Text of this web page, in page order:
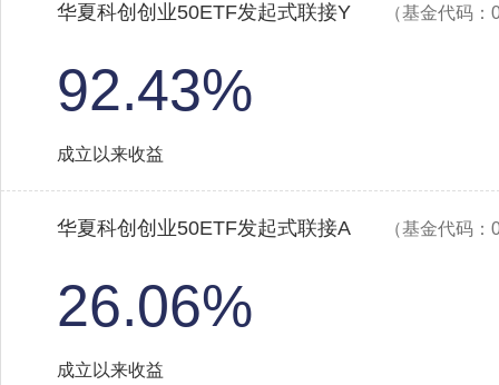
华夏科创创业50ETF发起式联接Y （基金代码
92.43%
成立以来收益
华夏科创创业50ETF发起式联接A （基金代码
26.06%
成立以来收益